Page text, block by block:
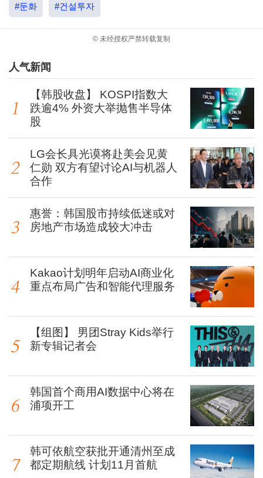
#둔화 #건설투자
© 未经授权严禁转载复制
人气新闻
【韩股收盘】 KOSPI指数大
跌逾4% 外资大举抛售半导体
股
LG会长具光谟将赴美会见黄
仁勋 双方有望讨论AI与机器人
合作
惠誉：韩国股市持续低迷或对
房地产市场造成较大冲击
Kakao计划明年启动AI商业化
重点布局广告和智能代理服务
【组图】 男团Stray Kids举行
新专辑记者会
韩国首个商用AI数据中心将在
浦项开工
韩可依航空获批开通清州至成
都定期航线 计划11月首航